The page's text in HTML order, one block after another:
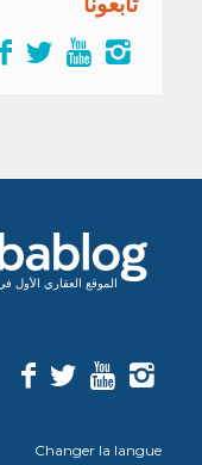
الموقع العقاري الأول
Changer la langue